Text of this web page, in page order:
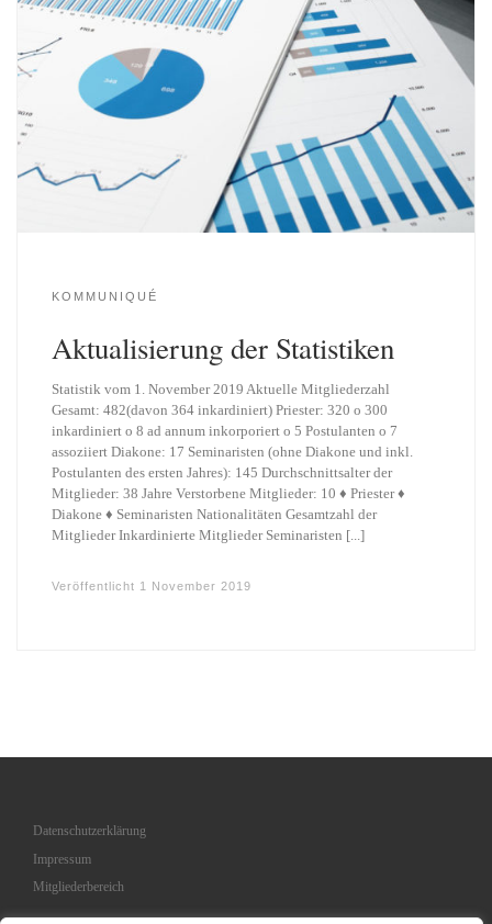
KOMMUNIQUÉ
Aktualisierung der Statistiken
Statistik vom 1. November 2019 Aktuelle Mitgliederzahl
Gesamt: 482(davon 364 inkardiniert) Priester: 320 o 300
inkardiniert o 8 ad annum inkorporiert o 5 Postulanten o 7
assoziiert Diakone: 17 Seminaristen (ohne Diakone und inkl.
Postulanten des ersten Jahres): 145 Durchschnittsalter der
Mitglieder: 38 Jahre Verstorbene Mitglieder: 10 ♦ Priester ♦
Diakone ♦ Seminaristen Nationalitäten Gesamtzahl der
Mitglieder Inkardinierte Mitglieder Seminaristen [...]
Veröffentlicht 1 November 2019
Datenschutzerklärung
Impressum
Mitgliederbereich